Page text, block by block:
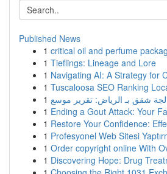
Published News
1 critical oil and perfume
1 Tieflings: Lineage and Lore
1 Navigating AI: A Strategy for
1 Tuscaloosa SEO Ranking
1
1 Ending a Gout Attack: Your
1 Restore Your Confidence:
1 Profesyonel Web Sitesi
1 Order copyright online With
1 Discovering Hope: Drug